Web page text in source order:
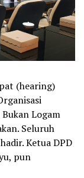
(hearing)
Logam
Seluruh
Ketua DPD
pun